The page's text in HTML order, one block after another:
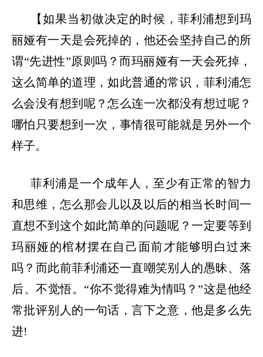
【如果当初做决定的时候，菲利浦想到玛
丽娅有一天是会死掉的，他还会坚持自己的所
谓“先进性”原则吗？而玛丽娅有一天会死掉，
这么简单的道理，如此普通的常识，菲利浦怎
么会没有想到呢？怎么连一次都没有想过呢？
哪怕只要想到一次，事情很可能就是另外一个
样子。
菲利浦是一个成年人，至少有正常的智力
和思维，怎么那会儿以及以后的相当长时间一
直想不到这个如此简单的问题呢？一定要等到
玛丽娅的棺材摆在自己面前才能够明白过来
吗？而此前菲利浦还一直嘲笑别人的愚昧、落
后、不觉悟。 “你不觉得难为情吗？”这是他经
常批评别人的一句话，言下之意，他是多么先
进!